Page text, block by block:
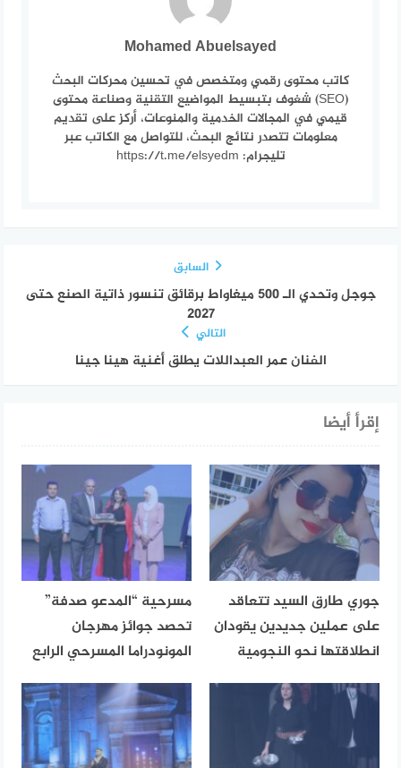
Mohamed Abuelsayed
كاتب محتوى رقمي ومتخصص في تحسين محركات البحث
(SEO) شغوف بتبسيط المواضيع التقنية وصناعة محتوى
قيمي في المجالات الخدمية والمنوعات، أركز على تقديم
معلومات تتصدر نتائج البحث، للتواصل مع الكاتب عبر
تليجرام: https://t.me/elsyedm
السابق
جوجل وتحدي الـ 500 ميغاواط برقائق تنسور ذاتية الصنع حتى
2027
التالي
الفنان عمر العبداللات يطلق أغنية هينا جينا
إقرأ أيضا
جوري طارق السيد تتعاقد
على عملين جديدين يقودان
انطلاقتها نحو النجومية
مسرحية “المدعو صدفة”
تحصد جوائز مهرجان
المونودراما المسرحي الرابع